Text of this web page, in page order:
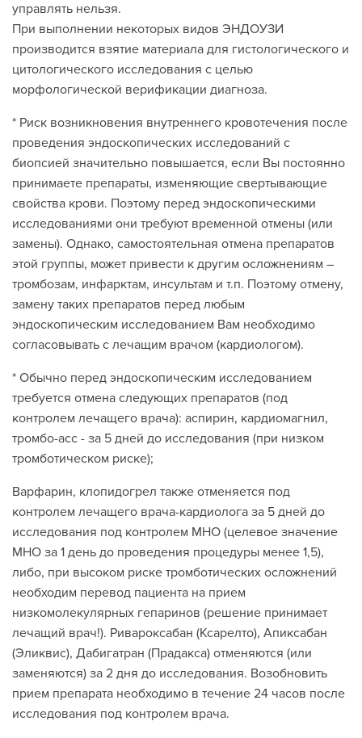
управлять нельзя.
При выполнении некоторых видов ЭНДОУЗИ
производится взятие материала для гистологического и
цитологического исследования с целью
морфологической верификации диагноза.
* Риск возникновения внутреннего кровотечения после
проведения эндоскопических исследований с
биопсией значительно повышается, если Вы постоянно
принимаете препараты, изменяющие свертывающие
свойства крови. Поэтому перед эндоскопическими
исследованиями они требуют временной отмены (или
замены). Однако, самостоятельная отмена препаратов
этой группы, может привести к другим осложнениям –
тромбозам, инфарктам, инсультам и т.п. Поэтому отмену,
замену таких препаратов перед любым
эндоскопическим исследованием Вам необходимо
согласовывать с лечащим врачом (кардиологом).
* Обычно перед эндоскопическим исследованием
требуется отмена следующих препаратов (под
контролем лечащего врача): аспирин, кардиомагнил,
тромбо-асс - за 5 дней до исследования (при низком
тромботическом риске);
Варфарин, клопидогрел также отменяется под
контролем лечащего врача-кардиолога за 5 дней до
исследования под контролем МНО (целевое значение
МНО за 1 день до проведения процедуры менее 1,5),
либо, при высоком риске тромботических осложнений
необходим перевод пациента на прием
низкомолекулярных гепаринов (решение принимает
лечащий врач!). Ривароксабан (Ксарелто), Апиксабан
(Эликвис), Дабигатран (Прадакса) отменяются (или
заменяются) за 2 дня до исследования. Возобновить
прием препарата необходимо в течение 24 часов после
исследования под контролем врача.